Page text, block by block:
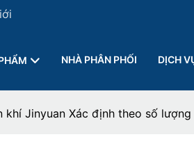
NHÀ PHÂN PHỐI DỊCH
Jinyuan Xác định theo số